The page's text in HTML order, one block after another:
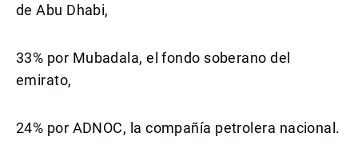
de Abu Dhabi,
33% por Mubadala, el fondo soberano del
emirato,
24% por ADNOC, la compañía petrolera nacional.